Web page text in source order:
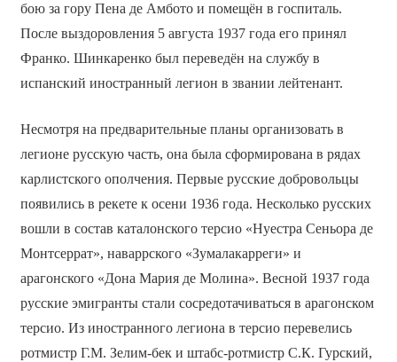
бою за гору Пена де Амбото и помещён в госпиталь.
После выздоровления 5 августа 1937 года его принял
Франко. Шинкаренко был переведён на службу в
испанский иностранный легион в звании лейтенант.
Несмотря на предварительные планы организовать в
легионе русскую часть, она была сформирована в рядах
карлистского ополчения. Первые русские добровольцы
появились в рекете к осени 1936 года. Несколько русских
вошли в состав каталонского терсио «Нуестра Сеньора де
Монтсеррат», наваррского «Зумалакарреги» и
арагонского «Дона Мария де Молина». Весной 1937 года
русские эмигранты стали сосредотачиваться в арагонском
терсио. Из иностранного легиона в терсио перевелись
ротмистр Г.М. Зелим-бек и штабс-ротмистр С.К. Гурский,